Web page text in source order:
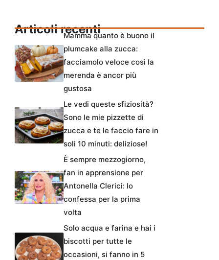
Articoli recentiMamma quanto è buono il
plumcake alla zucca:
facciamolo veloce così la
merenda è ancor più
gustosa
Le vedi queste sfiziosità?
Sono le mie pizzette di
zucca e te le faccio fare in
soli 10 minuti: deliziose!
È sempre mezzogiorno,
fan in apprensione per
Antonella Clerici: lo
confessa per la prima
volta
Solo acqua e farina e hai i
biscotti per tutte le
occasioni, si fanno in 5